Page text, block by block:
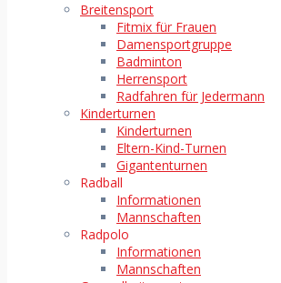
Breitensport
Fitmix für Frauen
Damensportgruppe
Badminton
Herrensport
Radfahren für Jedermann
Kinderturnen
Kinderturnen
Eltern-Kind-Turnen
Gigantenturnen
Radball
Informationen
Mannschaften
Radpolo
Informationen
Mannschaften